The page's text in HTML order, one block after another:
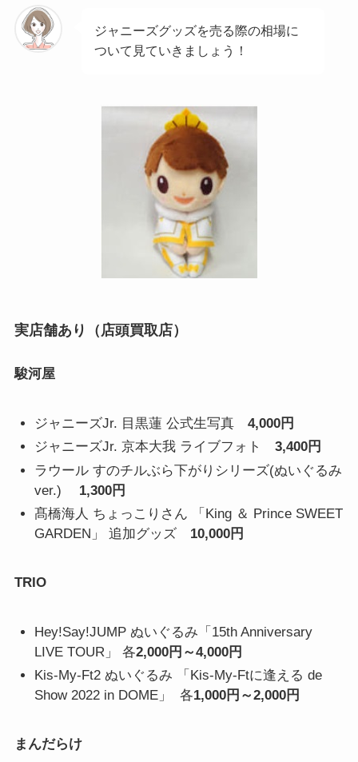
ジャニーズグッズを売る際の相場に
ついて見ていきましょう！
実店舗あり（店頭買取店）
駿河屋
ジャニーズJr. 目黒蓮 公式生写真4,000円
ジャニーズJr. 京本大我 ライブフォト3,400円
ラウール すのチルぶら下がりシリーズ(ぬいぐるみ
ver.) 1,300円
髙橋海人 ちょっこりさん 「King ＆ Prince SWEET
GARDEN」 追加グッズ 10,000円
TRIO
Hey!Say!JUMP ぬいぐるみ「15th Anniversary
LIVE TOUR」 各2,000円～4,000円
Kis-My-Ft2 ぬいぐるみ 「Kis-My-Ftに逢える de
Show 2022 in DOME」 各1,000円～2,000円
まんだらけ